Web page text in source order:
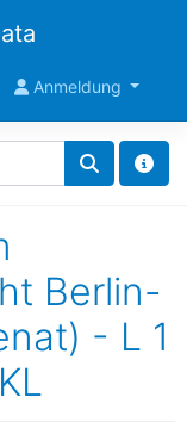
Anmeldung
Berlin-
- L 1